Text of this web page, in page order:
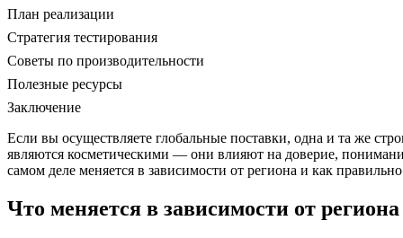
План реализации
Стратегия тестирования
Советы по производительности
Полезные ресурсы
Заключение
Если вы осуществляете глобальные поставки, одна и та же
являются косметическими — они влияют на доверие,
самом деле меняется в зависимости от региона и как
Что меняется в зависимости от региона